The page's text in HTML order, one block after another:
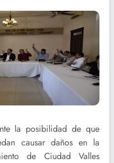
la posibilidad de que
causar daños en la
de Ciudad Valles